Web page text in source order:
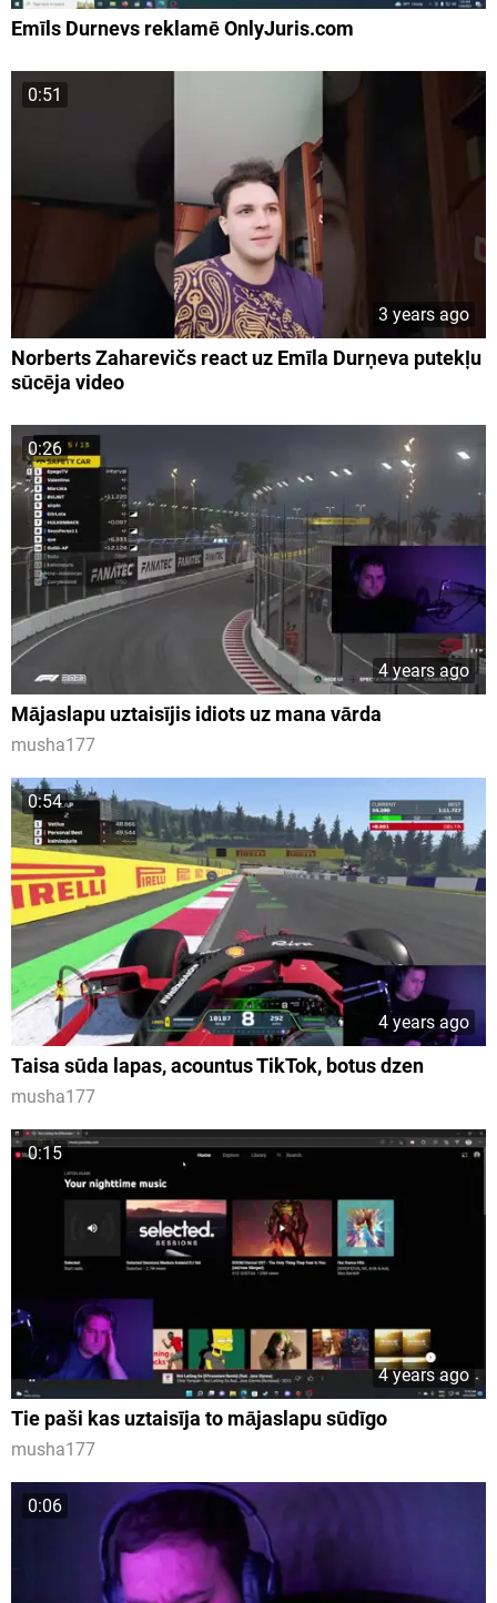
Emīls Durnevs reklamē OnlyJuris.com
0:51
3 years ago
Norberts Zaharevičs react uz Emīla Durņeva putekļu
sūcēja video
0:26
4 years ago
Mājaslapu uztaisījis idiots uz mana vārda
musha177
0:54
4 years ago
Taisa sūda lapas, acountus TikTok, botus dzen
musha177
0:15
4 years ago
Tie paši kas uztaisīja to mājaslapu sūdīgo
musha177
0:06